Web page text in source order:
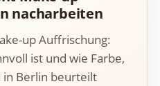
nacharbeiten
up Auffrischung:
ist und wie Farbe,
in Berlin beurteilt